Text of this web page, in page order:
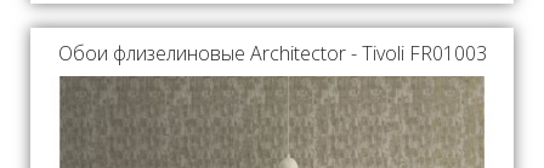
Обои флизелиновые Architector - Tivoli FR01003